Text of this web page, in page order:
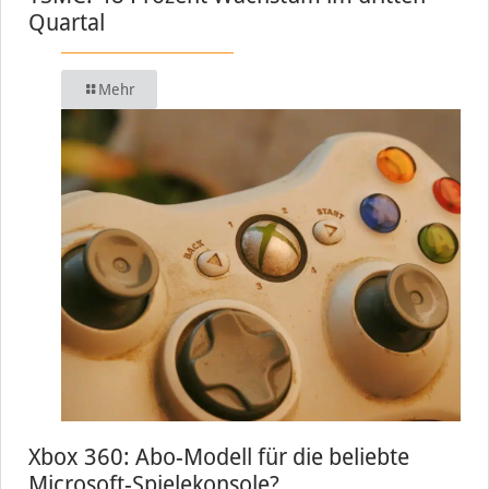
Quartal
Mehr
Xbox 360: Abo-Modell für die beliebte
Microsoft-Spielekonsole?